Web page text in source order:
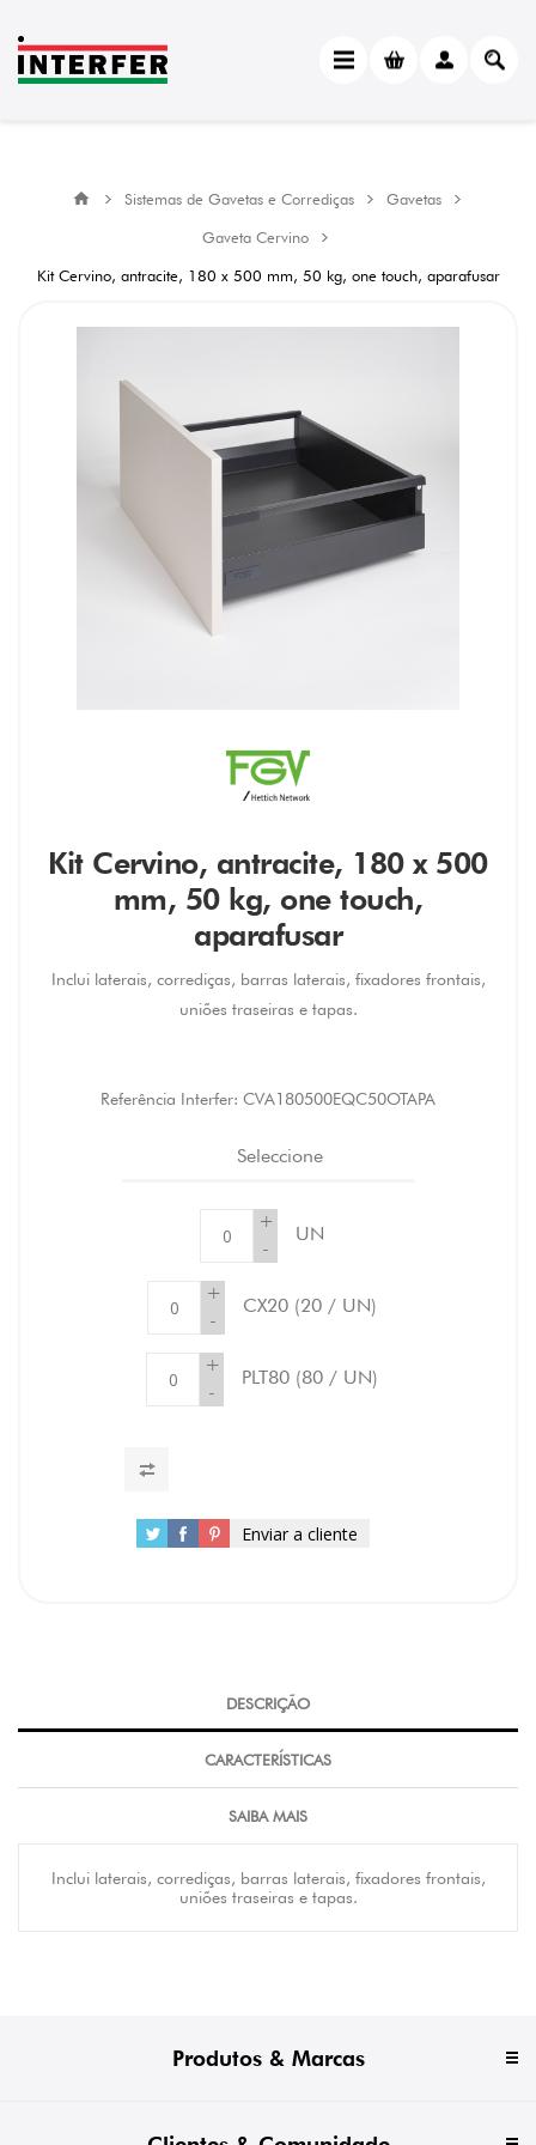
Sistemas de Gavetas e Corrediças
Gavetas
Gaveta Cervino
Kit Cervino, antracite, 180 x 500 mm, 50 kg, one touch, aparafusar
Kit Cervino, antracite, 180 x 500
mm, 50 kg, one touch,
aparafusar
Inclui laterais, corrediças, barras laterais, fixadores frontais,
uniões traseiras e tapas.
Referência Interfer: CVA180500EQC50OTAPA
Seleccione
+
-
UN
+
-
CX20 (20 / UN)
+
-
PLT80 (80 / UN)
Enviar a cliente
DESCRIÇÃO
CARACTERÍSTICAS
SAIBA MAIS
Inclui laterais, corrediças, barras laterais, fixadores frontais,
uniões traseiras e tapas.
Produtos & Marcas